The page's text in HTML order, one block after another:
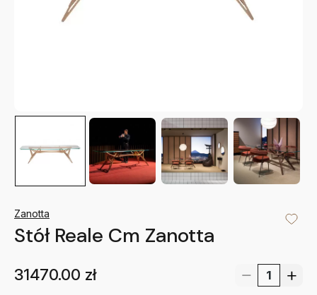
Zanotta
Stół Reale Cm Zanotta
31470.00 zł